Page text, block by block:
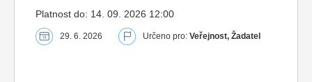
Platnost do: 14. 09. 2026 12:00
29. 6. 2026 Určeno pro: Veřejnost, Žadatel